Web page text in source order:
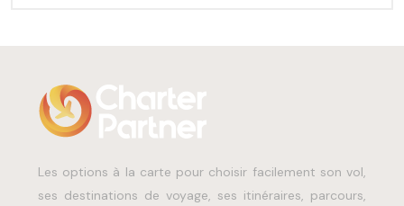
Les options à la carte pour choisir facilement son vol,
ses destinations de voyage, ses itinéraires, parcours,